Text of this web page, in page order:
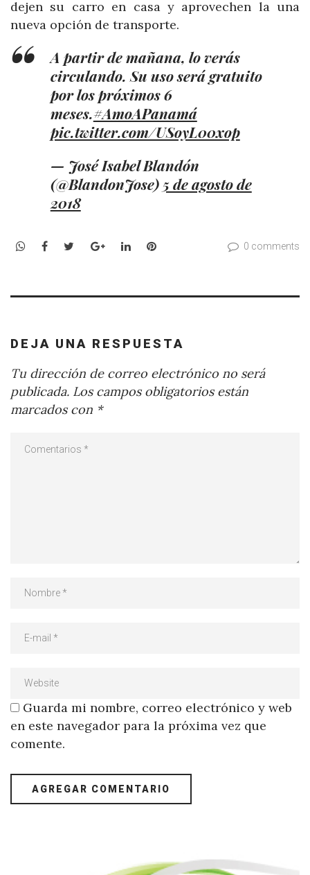
dejen su carro en casa y aprovechen la una
nueva opción de transporte.
A partir de mañana, lo verás
circulando. Su uso será gratuito
por los próximos 6
meses.#AmoAPanamá
pic.twitter.com/USoyL00xop
— José Isabel Blandón
(@BlandonJose) 5 de agosto de
2018
WhatsApp
Facebook
TwitterGoogle+LinkedInPinterest 0 comments
DEJA UNA RESPUESTA
Tu dirección de correo electrónico no será
publicada. Los campos obligatorios están
marcados con *
Guarda mi nombre, correo electrónico y web
en este navegador para la próxima vez que
comente.